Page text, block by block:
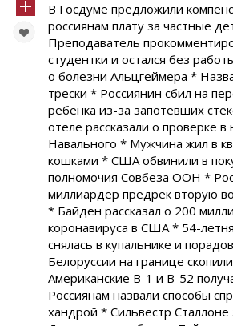
В Госдуме предложили
россиянам плату за частные
Преподаватель
студентки и остался без
о болезни Альцгеймера *
трески * Россиянин сбил на
ребенка из-за запотевших
отеле рассказали о проверке в
Навального * Мужчина жил в
кошками * США обвинили в
полномочия Совбеза ООН *
миллиардер предрек вторую
* Байден рассказал о 200
коронавируса в США * 54-
снялась в купальнике и
Белоруссии на границе
Американские B-1 и B-52
Россиянам назвали способы
хандрой * Сильвестр Сталлоне